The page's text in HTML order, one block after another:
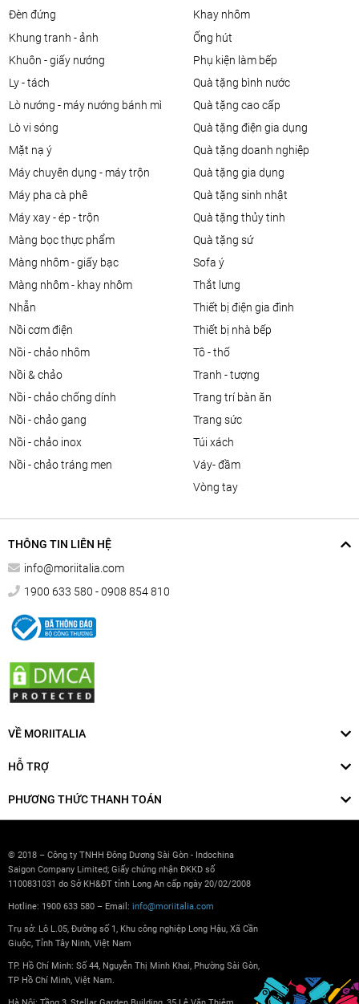
đèn đứng
khay nhôm
khung tranh - ảnh
khuôn - giấy nướng
ly - tách
lò nướng - máy nướng bánh mì
lò vi sóng
mặt nạ ý
máy chuyên dụng - máy trộn
máy pha cà phê
máy xay - ép - trộn
màng bọc thực phẩm
màng nhôm - giấy bạc
màng nhôm - khay nhôm
nhẫn
nồi cơm điện
nồi - chảo nhôm
nồi & chảo
nồi - chảo chống dính
nồi - chảo gang
nồi - chảo inox
nồi - chảo tráng men
ống hút
phụ kiện làm bếp
quà tặng bình nước
quà tặng cao cấp
quà tặng điện gia dụng
quà tặng doanh nghiệp
quà tặng gia dụng
quà tặng sinh nhật
quà tặng thủy tinh
quà tặng sứ
sofa ý
thắt lưng
thiết bị điện gia đình
thiết bị nhà bếp
tô - thố
tranh - tượng
trang trí bàn ăn
trang sức
túi xách
váy- đầm
vòng tay
THÔNG TIN LIÊN HỆ
info@moriitalia.com
1900 633 580 - 0908 854 810
VỀ MORIITALIA
HỖ TRỢ
PHƯƠNG THỨC THANH TOÁN
© 2018 – Công ty TNHH Đông Dương Sài Gòn - Indochina
Saigon Company Limited; Giấy chứng nhận ĐKKD số
1100831031 do Sở KH&ĐT tỉnh Long An cấp ngày 20/02/2008
Hotline: 1900 633 580 – Email: info@moriitalia.com
Trụ sở: Lô L.05, Đường số 1, Khu công nghiệp Long Hậu, Xã Cần
Giuộc, Tỉnh Tây Ninh, Việt Nam
TP. Hồ Chí Minh: Số 44, Nguyễn Thị Minh Khai, Phường Sài Gòn,
TP Hồ Chí Minh, Việt Nam.